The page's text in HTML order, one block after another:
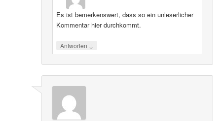
Es ist bemerkenswert, dass so ein unleserlicher
Kommentar hier durchkommt.
Antworten ↓